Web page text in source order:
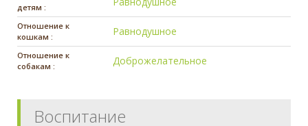
детям :
Отношение к
кошкам :
Равнодушное
Отношение к
собакам :
Доброжелательное
Воспитание